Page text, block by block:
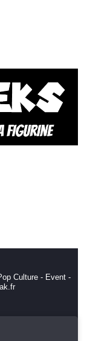
Culture - Event -